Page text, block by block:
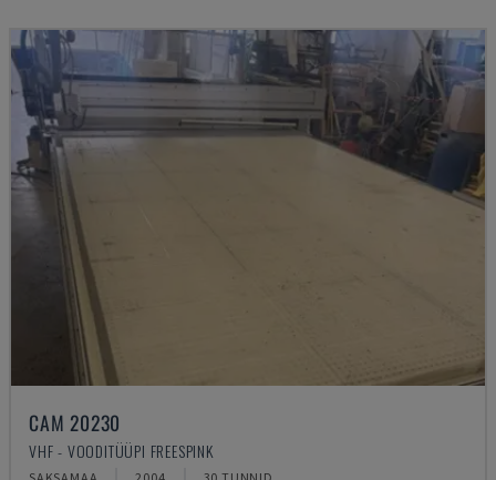
CAM 20230
VHF - VOODITÜÜPI FREESPINK